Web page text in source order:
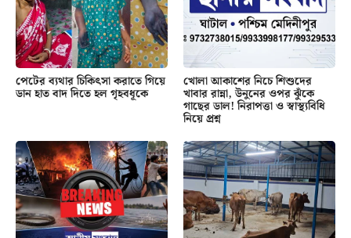
পেটের ব্যথার চিকিৎসা করাতে গিয়ে
ডান হাত বাদ দিতে হল গৃহবধূকে
খোলা আকাশের নিচে শিশুদের
খাবার রান্না, উনুনের ওপর ঝুঁকে
গাছের ডাল! নিরাপত্তা ও স্বাস্থ্যবিধি
নিয়ে প্রশ্ন